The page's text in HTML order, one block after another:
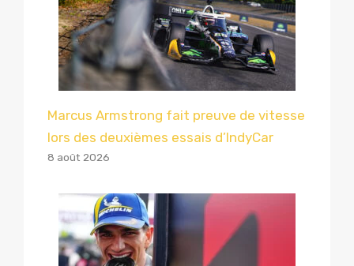
Marcus Armstrong fait preuve de vitesse
lors des deuxièmes essais d’IndyCar
8 août 2026